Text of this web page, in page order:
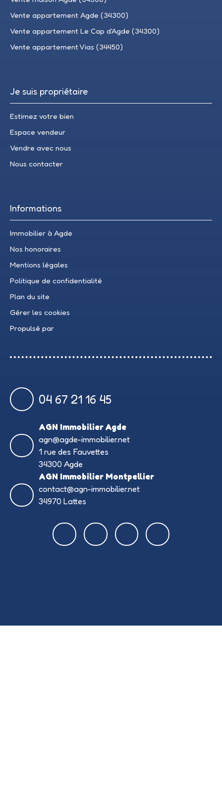
Vente appartement Agde (34300)
Vente appartement Le Cap d'Agde (34300)
Vente appartement Vias (34450)
Je suis propriétaire
Estimez votre bien
Espace vendeur
Vendre avec nous
Nous contacter
Informations
Immobilier à Agde
Nos honoraires
Mentions légales
Politique de confidentialité
Plan du site
Gérer les cookies
Propulsé par
04 67 21 16 45
AGN Immobilier Agde
agn@agde-immobilier.net
1 rue des Fauvettes
34300 Agde
AGN Immobilier Montpellier
contact@agn-immobilier.net
34970 Lattes